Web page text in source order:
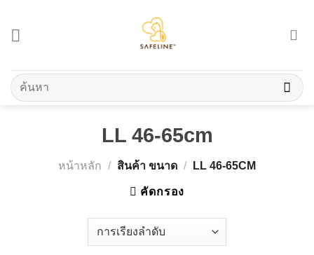
content
ค้นหา:
LL 46-65cm
หน้าหลัก / สินค้า ขนาด / LL 46-65CM
คัดกรอง